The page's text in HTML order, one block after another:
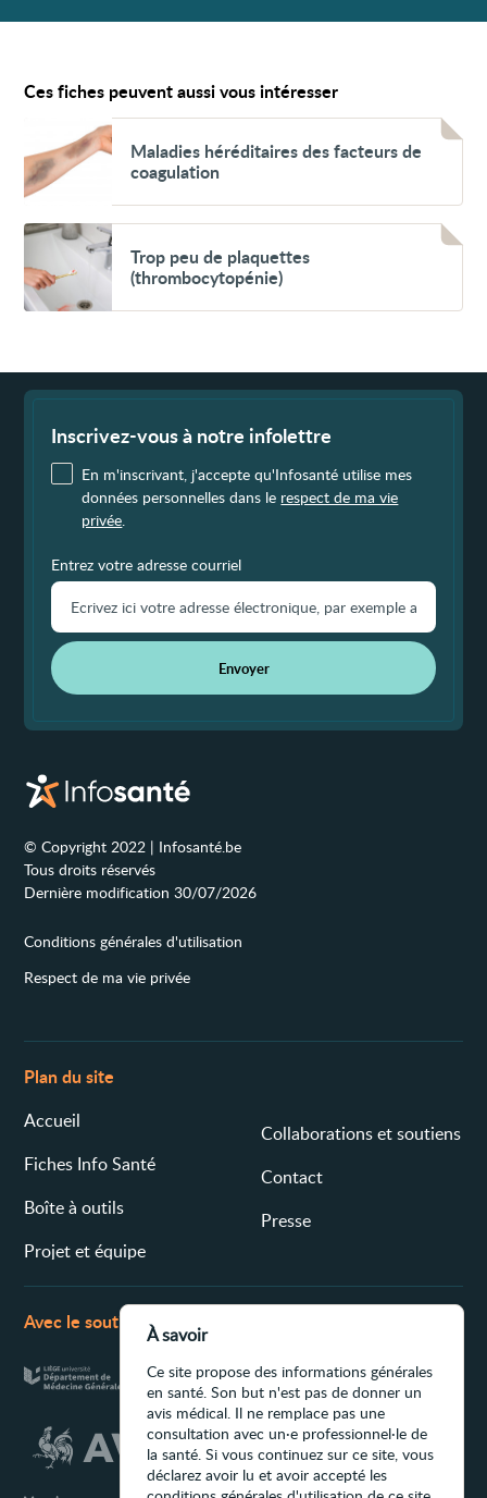
Ces fiches peuvent aussi vous intéresser
Maladies
héréditaires
des
facteurs
coagulation
Maladies héréditaires des facteurs de
coagulation
Voir
peu
de
plaquettes
Trop peu de plaquettes
(thrombocytopénie)
Inscrivez-vous à notre infolettre
En m'inscrivant, j'accepte qu'Infosanté utilise mes
données personnelles dans le respect de ma vie
privée
Entrez votre adresse courriel
Envoyer
© Copyright 2022 | Infosanté.be
Tous droits réservés
Dernière modification 30/07/2026
Conditions générales d'utilisation
Respect de ma vie privée
Plan du site
Accueil
Fiches Info Santé
Boîte à outils
Projet et équipe
Collaborations et soutiens
Contact
Presse
Avec le soutien de
À savoir
Ce site propose des informations générales
en santé. Son but n'est pas de donner un
avis médical. Il ne remplace pas une
consultation avec un·e professionnel·le de
la santé. Si vous continuez sur ce site, vous
déclarez avoir lu et avoir accepté les